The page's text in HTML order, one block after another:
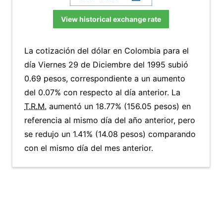
View historical exchange rate
La cotización del dólar en Colombia para el
día Viernes 29 de Diciembre del 1995 subió
0.69 pesos, correspondiente a un aumento
del 0.07% con respecto al día anterior. La
T.R.M. aumentó un 18.77% (156.05 pesos) en
referencia al mismo día del año anterior, pero
se redujo un 1.41% (14.08 pesos) comparando
con el mismo día del mes anterior.